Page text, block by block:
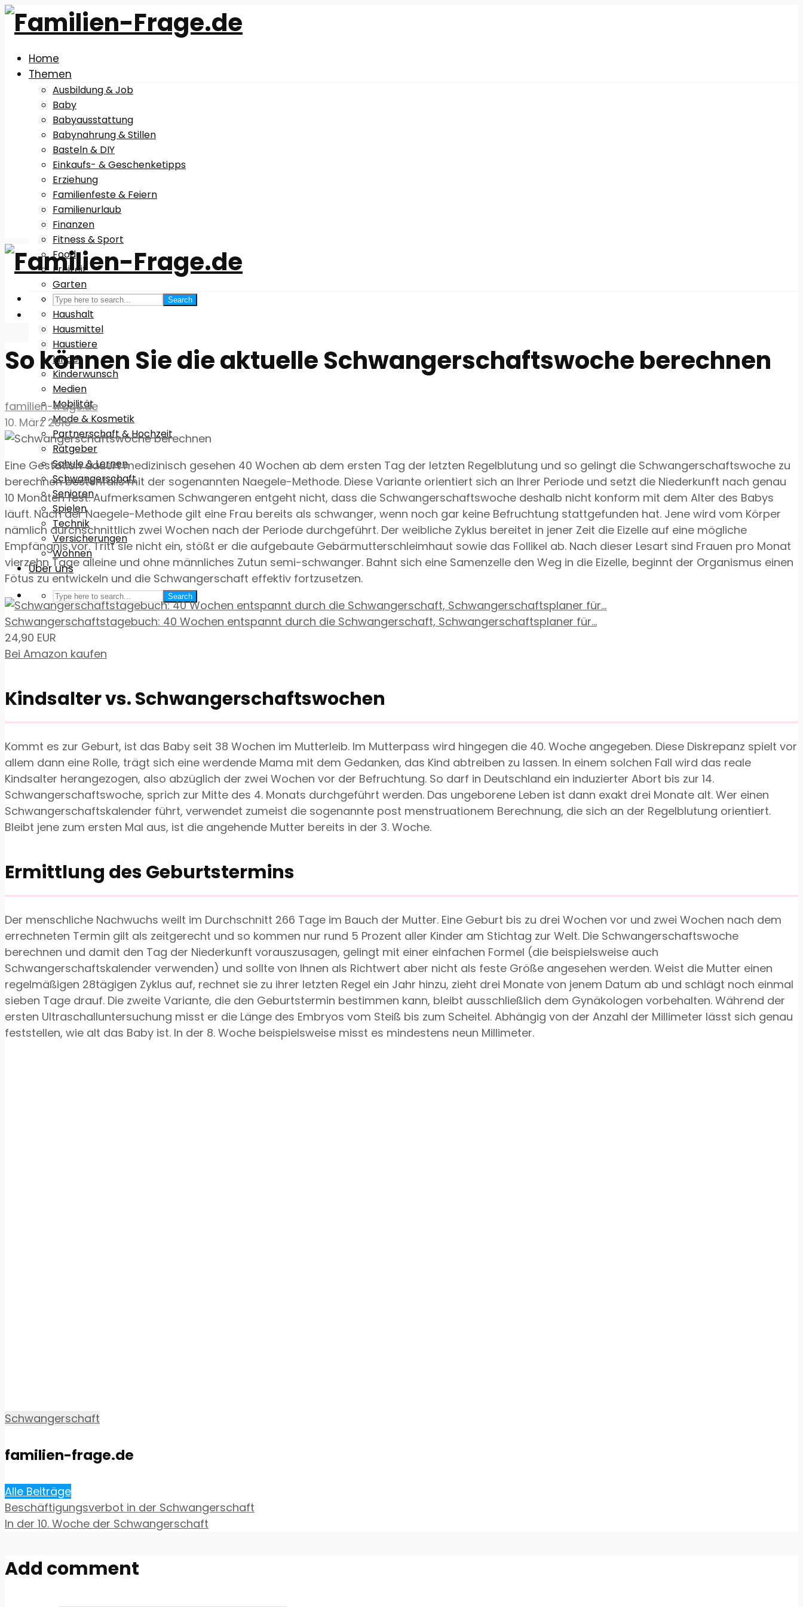
Home
Themen
Ausbildung & Job
Baby
Babyausstattung
Babynahrung & Stillen
Basteln & DIY
Einkaufs- & Geschenketipps
Erziehung
Familienfeste & Feiern
Familienurlaub
Finanzen
Fitness & Sport
Food
Freizeit
Garten
Gesundheit
Haushalt
Hausmittel
Haustiere
Kinder
Kinderwunsch
Medien
Mobilität
Mode & Kosmetik
Partnerschaft & Hochzeit
Ratgeber
Schule & Lernen
Schwangerschaft
Senioren
Spielen
Technik
Versicherungen
Wohnen
Über uns
Search
Search
So können Sie die aktuelle Schwangerschaftswoche berechnen
familien-frage.de
10. März 2015
Eine Gestation dauert medizinisch gesehen 40 Wochen ab dem ersten Tag der letzten Regelblutung und so gelingt die Schwangerschaftswoche zu
berechnen bestenfalls mit der sogenannten Naegele-Methode. Diese Variante orientiert sich an Ihrer Periode und setzt die Niederkunft nach genau
10 Monaten fest. Aufmerksamen Schwangeren entgeht nicht, dass die Schwangerschaftswoche deshalb nicht konform mit dem Alter des Babys
läuft. Nach der Naegele-Methode gilt eine Frau bereits als schwanger, wenn noch gar keine Befruchtung stattgefunden hat. Jene wird vom Körper
nämlich durchschnittlich zwei Wochen nach der Periode durchgeführt. Der weibliche Zyklus bereitet in jener Zeit die Eizelle auf eine mögliche
Empfängnis vor. Tritt sie nicht ein, stößt er die aufgebaute Gebärmutterschleimhaut sowie das Follikel ab. Nach dieser Lesart sind Frauen pro Monat
vierzehn Tage alleine und ohne männliches Zutun semi-schwanger. Bahnt sich eine Samenzelle den Weg in die Eizelle, beginnt der Organismus einen
Fötus zu entwickeln und die Schwangerschaft effektiv fortzusetzen.
Schwangerschaftstagebuch: 40 Wochen entspannt durch die Schwangerschaft, Schwangerschaftsplaner für...
24,90 EUR
Bei Amazon kaufen
Kindsalter vs. Schwangerschaftswochen
Kommt es zur Geburt, ist das Baby seit 38 Wochen im Mutterleib. Im Mutterpass wird hingegen die 40. Woche angegeben. Diese Diskrepanz spielt vor
allem dann eine Rolle, trägt sich eine werdende Mama mit dem Gedanken, das Kind abtreiben zu lassen. In einem solchen Fall wird das reale
Kindsalter herangezogen, also abzüglich der zwei Wochen vor der Befruchtung. So darf in Deutschland ein induzierter Abort bis zur 14.
Schwangerschaftswoche, sprich zur Mitte des 4. Monats durchgeführt werden. Das ungeborene Leben ist dann exakt drei Monate alt. Wer einen
Schwangerschaftskalender führt, verwendet zumeist die sogenannte post menstruationem Berechnung, die sich an der Regelblutung orientiert.
Bleibt jene zum ersten Mal aus, ist die angehende Mutter bereits in der 3. Woche.
Ermittlung des Geburtstermins
Der menschliche Nachwuchs weilt im Durchschnitt 266 Tage im Bauch der Mutter. Eine Geburt bis zu drei Wochen vor und zwei Wochen nach dem
errechneten Termin gilt als zeitgerecht und so kommen nur rund 5 Prozent aller Kinder am Stichtag zur Welt. Die Schwangerschaftswoche
berechnen und damit den Tag der Niederkunft vorauszusagen, gelingt mit einer einfachen Formel (die beispielsweise auch
Schwangerschaftskalender verwenden) und sollte von Ihnen als Richtwert aber nicht als feste Größe angesehen werden. Weist die Mutter einen
regelmäßigen 28tägigen Zyklus auf, rechnet sie zu ihrer letzten Regel ein Jahr hinzu, zieht drei Monate von jenem Datum ab und schlägt noch einmal
sieben Tage drauf. Die zweite Variante, die den Geburtstermin bestimmen kann, bleibt ausschließlich dem Gynäkologen vorbehalten. Während der
ersten Ultraschalluntersuchung misst er die Länge des Embryos vom Steiß bis zum Scheitel. Abhängig von der Anzahl der Millimeter lässt sich genau
feststellen, wie alt das Baby ist. In der 8. Woche beispielsweise misst es mindestens neun Millimeter.
Schwangerschaft
familien-frage.de
Alle Beiträge
Beschäftigungsverbot in der Schwangerschaft
In der 10. Woche der Schwangerschaft
Add comment